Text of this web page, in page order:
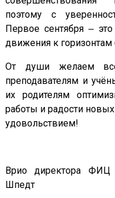
поэтому с
Первое сентября ‒
движения к горизонтам
От души желаем
преподавателям и
их родителям
работы и радости новых
удовольствием!
Врио директора
Шпедт